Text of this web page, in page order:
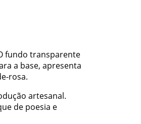
fundo transparente
a base, apresenta
rosa.
artesanal.
de poesia e